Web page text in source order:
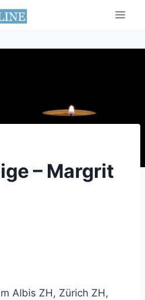
– Margrit
Albis ZH, Zürich ZH,